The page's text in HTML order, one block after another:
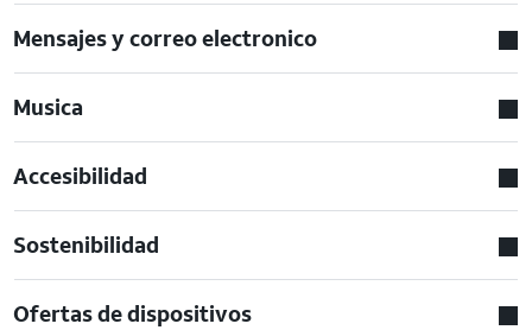
Mensajes y correo electronico
Musica
Accesibilidad
Sostenibilidad
Ofertas de dispositivos